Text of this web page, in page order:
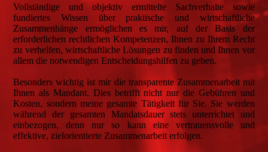
Vollständige und objektiv ermittelte Sachverhalte sowie
fundiertes Wissen über praktische und wirtschaftliche
Zusammenhänge ermöglichen es mir, auf der Basis der
erforderlichen rechtlichen Kompetenzen, Ihnen zu Ihrem Recht
zu verhelfen, wirtschaftliche Lösungen zu finden und Ihnen vor
allem die notwendigen Entscheidungshilfen zu geben.
Besonders wichtig ist mir die transparente Zusammenarbeit mit
Ihnen als Mandant. Dies betrifft nicht nur die Gebühren und
Kosten, sondern meine gesamte Tätigkeit für Sie. Sie werden
während der gesamten Mandatsdauer stets unterrichtet und
einbezogen, denn nur so kann eine vertrauensvolle und
effektive, zielorientierte Zusammenarbeit erfolgen.